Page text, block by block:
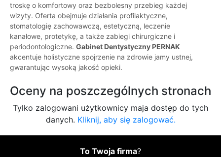
troskę o komfortowy oraz bezbolesny przebieg każdej
wizyty. Oferta obejmuje działania profilaktyczne,
stomatologię zachowawczą, estetyczną, leczenie
kanałowe, protetykę, a także zabiegi chirurgiczne i
periodontologiczne. Gabinet Dentystyczny PERNAK
akcentuje holistyczne spojrzenie na zdrowie jamy ustnej,
gwarantując wysoką jakość opieki.
Oceny na poszczególnych stronach
Tylko zalogowani użytkownicy maja dostęp do tych
danych. Kliknij, aby się zalogować.
To Twoja firma?